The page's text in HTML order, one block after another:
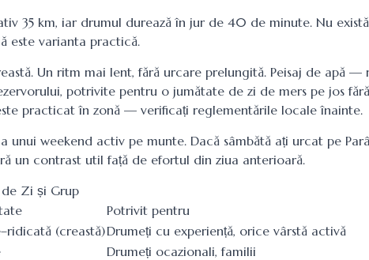
35 km, iar drumul durează în jur de 40 de minute. Nu
este varianta practică.
Un ritm mai lent, fără urcare prelungită. Peisaj de apă —
potrivite pentru o jumătate de zi de mers pe jos
practicat în zonă — verificați reglementările locale înainte.
unui weekend activ pe munte. Dacă sâmbătă ați urcat pe
un contrast util față de efortul din ziua anterioară.
Zi și Grup
Potrivit pentru
(creastă)Drumeți cu experiență, orice vârstă activă
Drumeți ocazionali, familii